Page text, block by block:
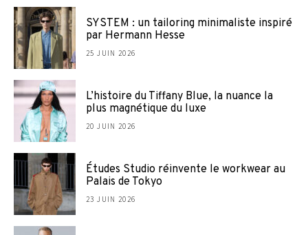
SYSTEM : un tailoring minimaliste inspiré
par Hermann Hesse
25 JUIN 2026
L’histoire du Tiffany Blue, la nuance la
plus magnétique du luxe
20 JUIN 2026
Études Studio réinvente le workwear au
Palais de Tokyo
23 JUIN 2026